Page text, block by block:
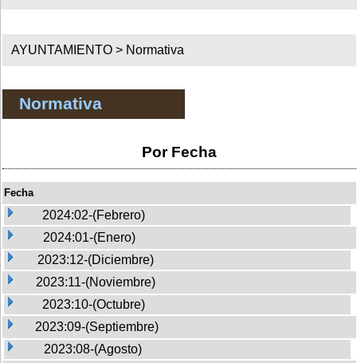
AYUNTAMIENTO > Normativa
Normativa
Por Fecha
Fecha
2024:02-(Febrero)
2024:01-(Enero)
2023:12-(Diciembre)
2023:11-(Noviembre)
2023:10-(Octubre)
2023:09-(Septiembre)
2023:08-(Agosto)